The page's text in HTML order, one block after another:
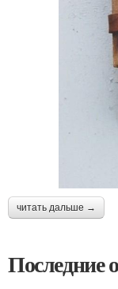
читать дальше →
Последние